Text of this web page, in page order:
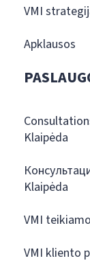
VMI
Apklausos
Klaipėda
Klaipėda
VMI
VMI kliento